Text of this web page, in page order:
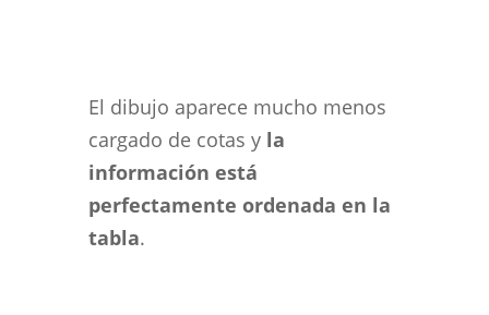
El dibujo aparece mucho menos
cargado de cotas y la
información está
perfectamente ordenada en la
tabla.